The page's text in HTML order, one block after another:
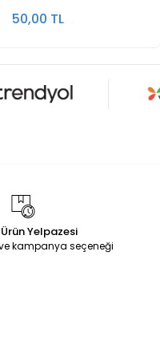
50,00 TL
Yelpazesi
kampanya seçeneği